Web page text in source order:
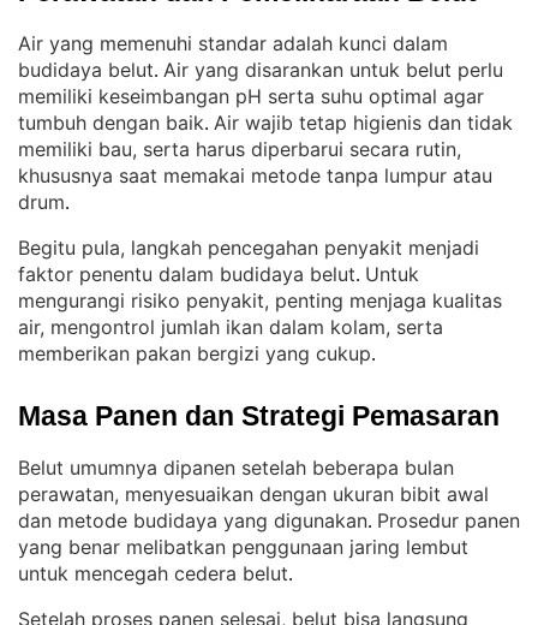
Air yang memenuhi standar adalah kunci dalam
budidaya belut. Air yang disarankan untuk belut perlu
memiliki keseimbangan pH serta suhu optimal agar
tumbuh dengan baik. Air wajib tetap higienis dan tidak
memiliki bau, serta harus diperbarui secara rutin,
khususnya saat memakai metode tanpa lumpur atau
drum.
Begitu pula, langkah pencegahan penyakit menjadi
faktor penentu dalam budidaya belut. Untuk
mengurangi risiko penyakit, penting menjaga kualitas
air, mengontrol jumlah ikan dalam kolam, serta
memberikan pakan bergizi yang cukup.
Masa Panen dan Strategi Pemasaran
Belut umumnya dipanen setelah beberapa bulan
perawatan, menyesuaikan dengan ukuran bibit awal
dan metode budidaya yang digunakan. Prosedur panen
yang benar melibatkan penggunaan jaring lembut
untuk mencegah cedera belut.
Setelah proses panen selesai, belut bisa langsung